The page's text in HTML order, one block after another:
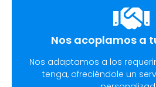
Nos acoplamos a
Nos adaptamos a los
tenga, ofreciéndole un